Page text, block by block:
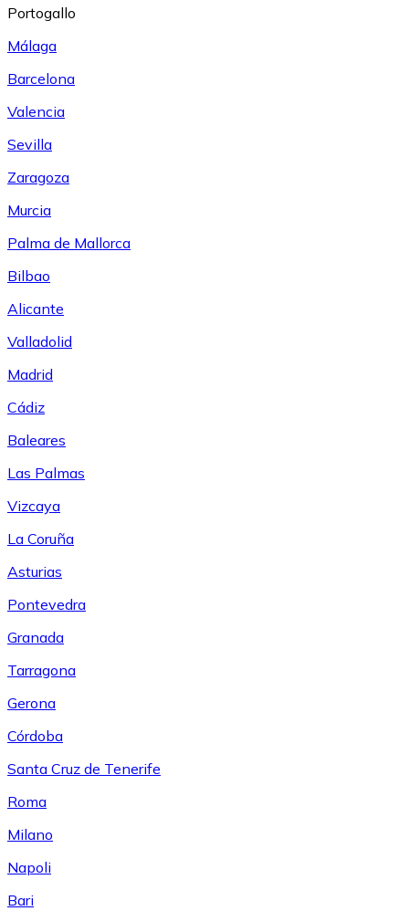
Portogallo
Málaga
Barcelona
Valencia
Sevilla
Zaragoza
Murcia
Palma de Mallorca
Bilbao
Alicante
Valladolid
Madrid
Cádiz
Baleares
Las Palmas
Vizcaya
La Coruña
Asturias
Pontevedra
Granada
Tarragona
Gerona
Córdoba
Santa Cruz de Tenerife
Roma
Milano
Napoli
Bari